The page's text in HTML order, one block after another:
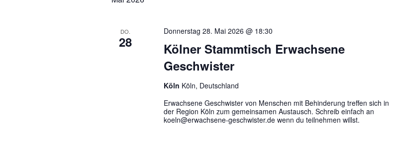
DO.
28
Kölner Stammtisch Erwachsene
Geschwister
Donnerstag 28. Mai 2026 @ 18:30
Köln Köln, Deutschland
Erwachsene Geschwister von Menschen mit Behinderung treffen sich in
der Region Köln zum gemeinsamen Austausch. Schreib einfach an
koeln@erwachsene-geschwister.de wenn du teilnehmen willst.